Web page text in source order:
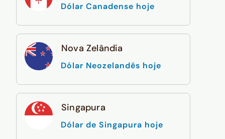
Dólar Canadense hoje
Nova Zelândia
Dólar Neozelandês hoje
Singapura
Dólar de Singapura hoje